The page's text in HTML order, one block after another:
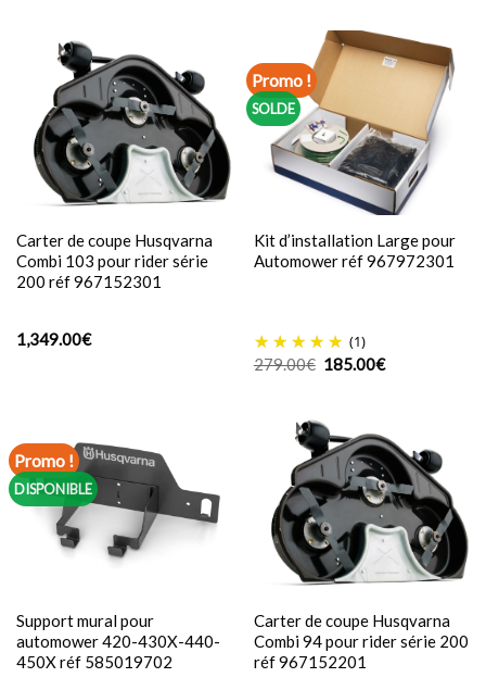
89.99€.
75.00€.
Carter de coupe Husqvarna
Combi 103 pour rider série
200 réf 967152301
1,349.00€
Promo !
SOLDE
Kit d’installation Large pour
Automower réf 967972301
(1)
279.00€ Le
prix
279.00€.
185.00€Le
prix
Promo !
DISPONIBLE
Support mural pour
automower 420-430X-440-
450X réf 585019702
Carter de coupe Husqvarna
Combi 94 pour rider série 200
réf 967152201